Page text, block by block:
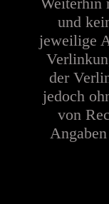
und
jeweilige
der
jedoch
von